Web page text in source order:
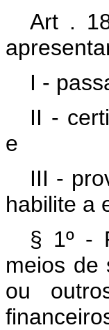
Art .
I -
II -
e
III -
habilite a
§ 1º -
meios de
ou